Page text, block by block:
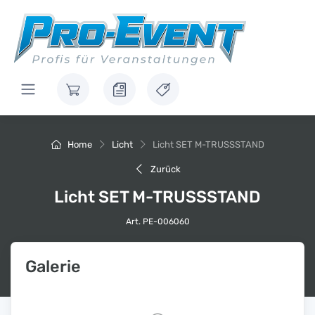
Home Licht Licht SET M-TRUSSSTAND
Zurück
Licht SET M-TRUSSSTAND
Art. PE-006060
Galerie